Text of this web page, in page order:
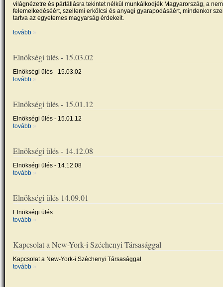
világnézetre és pártállásra tekintet nélkül munkálkodjék Magyarország, a
felemelkedéséért, szellemi erkölcsi és anyagi gyarapodásáért, mindenkor
tartva az egyetemes magyarság érdekeit.
tovább »
Elnökségi ülés - 15.03.02
Elnökségi ülés - 15.03.02
tovább »
Elnökségi ülés - 15.01.12
Elnökségi ülés - 15.01.12
tovább »
Elnökségi ülés - 14.12.08
Elnökségi ülés - 14.12.08
tovább »
Elnökségi ülés 14.09.01
Elnökségi ülés
tovább »
Kapcsolat a New-York-i Széchenyi Társasággal
Kapcsolat a New-York-i Széchenyi Társasággal
tovább »